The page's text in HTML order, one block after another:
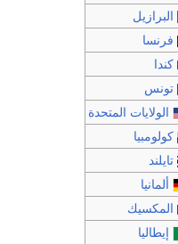
البرازيل
فرنسا
كندا
تونس
الولايات المتحدة
كولومبيا
تايلند
ألمانيا
المكسيك
إيطاليا